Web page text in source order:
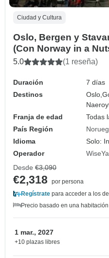
Ciudad y Cultura
Oslo, Bergen y
(Con Norway in a
5.0 (1 reseña)
Duración
7 días
Destinos
Oslo,
Franja de edad
Todas
País Región
Idioma
Solo:
Operador
Desde €3,090
€2,318
por persona
Regístrate para acceder a los
Precio basado en una
1 mar., 2027
+10 plazas libres